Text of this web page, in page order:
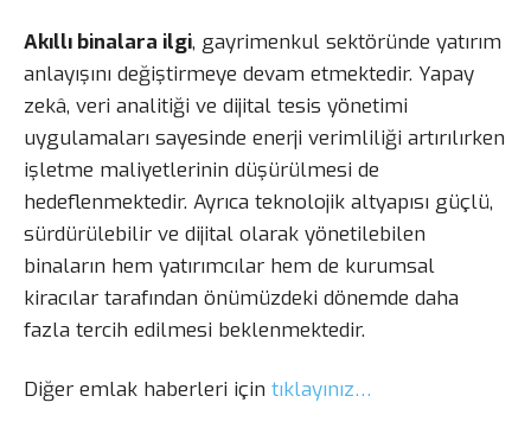
Akıllı binalara ilgi, gayrimenkul sektöründe yatırım
anlayışını değiştirmeye devam etmektedir. Yapay
zekâ, veri analitiği ve dijital tesis yönetimi
uygulamaları sayesinde enerji verimliliği artırılırken
işletme maliyetlerinin düşürülmesi de
hedeflenmektedir. Ayrıca teknolojik altyapısı güçlü,
sürdürülebilir ve dijital olarak yönetilebilen
binaların hem yatırımcılar hem de kurumsal
kiracılar tarafından önümüzdeki dönemde daha
fazla tercih edilmesi beklenmektedir.
Diğer emlak haberleri için tıklayınız…